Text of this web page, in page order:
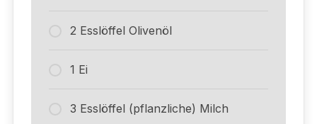
2 Esslöffel Olivenöl
1 Ei
3 Esslöffel (pflanzliche) Milch